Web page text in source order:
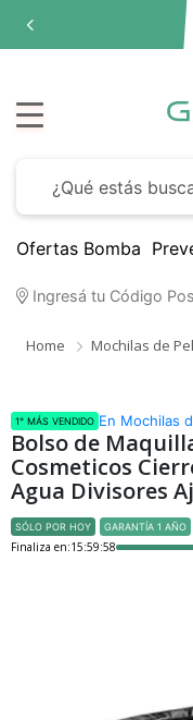
Ofertas Bomba
Ingresá tu Código
Home Mochilas de
1° MÁS VENDIDO En Mochilas
Bolso de
Cosmeticos
Agua Divisores
SÓLO POR HOY GARANTÍA 1 AÑO
Finaliza en:15:59:58